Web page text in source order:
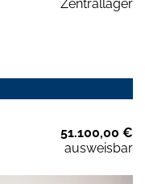
Zentrallager
51.100,00 €
ausweisbar